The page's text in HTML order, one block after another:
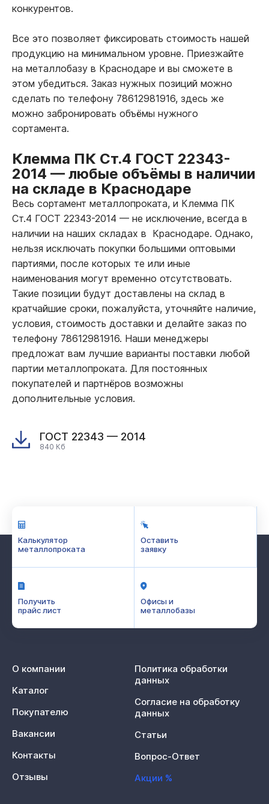
конкурентов.
Все это позволяет фиксировать стоимость нашей
продукцию на минимальном уровне. Приезжайте
на металлобазу в Краснодаре и вы сможете в
этом убедиться. Заказ нужных позиций можно
сделать по телефону 78612981916, здесь же
можно забронировать объёмы нужного
сортамента.
Клемма ПК Ст.4 ГОСТ 22343-
2014 — любые объёмы в наличии
на складе в Краснодаре
Весь сортамент металлопроката, и Клемма ПК
Ст.4 ГОСТ 22343-2014 — не исключение, всегда в
наличии на наших складах в Краснодаре. Однако,
нельзя исключать покупки большими оптовыми
партиями, после которых те или иные
наименования могут временно отсутствовать.
Такие позиции будут доставлены на склад в
кратчайшие сроки, пожалуйста, уточняйте наличие,
условия, стоимость доставки и делайте заказ по
телефону 78612981916. Наши менеджеры
предложат вам лучшие варианты поставки любой
партии металлопроката. Для постоянных
покупателей и партнёров возможны
дополнительные условия.
ГОСТ 22343 — 2014
840 Кб
Калькулятор
металлопроката
Оставить
заявку
Получить
прайс лист
Офисы и
металлобазы
О компании
Каталог
Покупателю
Вакансии
Контакты
Отзывы
Политика обработки
данных
Согласие на обработку
данных
Статьи
Вопрос-Ответ
Акции %